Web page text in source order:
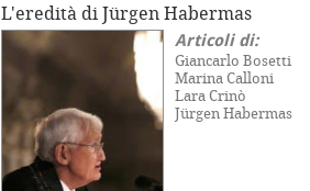
L'eredità di Jürgen Habermas
Articoli di:
Giancarlo Bosetti
Marina Calloni
Lara Crinò
Jürgen Habermas